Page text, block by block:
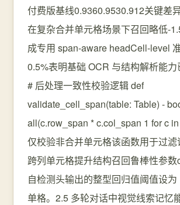
付费版基线0.9360.9530.912关键差
在复杂合并单元格场景下召回略低-
成专用 span-aware headCell-level
0.5%表明基础 OCR 与结构解析能力
# 后处理一致性校验逻辑 def
validate_cell_span(table: Table) -
all(c.row_span * c.col_span 1 for c
仅校验非合并单元格该函数用于过
跨列单元格提升结构召回鲁棒性参
自检测头输出的整型回归值阈值设
单格。2.5 多轮对话中视觉线索记忆